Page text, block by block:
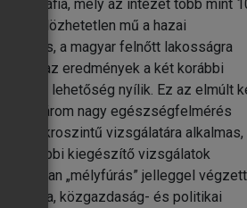
mely az intézet több mint
nélkülözhetetlen mű a hazai
a magyar felnőtt lakosságra
az eredmények a két korábbi
is lehetőség nyílik. Ez az elmúlt
a három nagy egészségfelmérés
makroszintű vizsgálatára alkalmas,
további kiegészítő vizsgálatok
„mélyfúrás” jelleggel
közgazdaság- és politikai